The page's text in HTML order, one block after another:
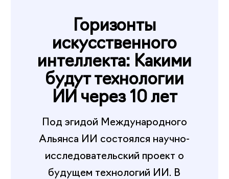
Горизонты
искусственного
интеллекта: Какими
будут технологии
ИИ через 10 лет
Под эгидой Международного
Альянса ИИ состоялся научно-
исследовательский проект о
будущем технологий ИИ. В